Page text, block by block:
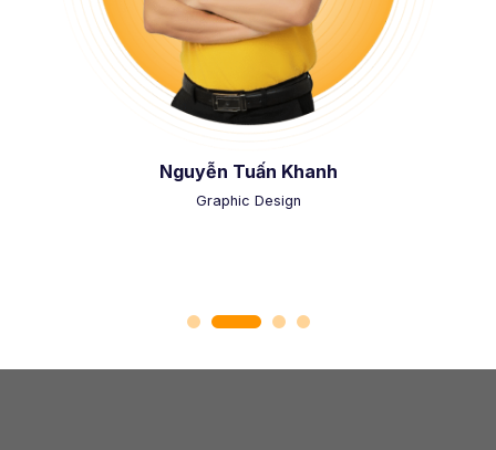
Nguyễn Tuấn Khanh
Graphic Design